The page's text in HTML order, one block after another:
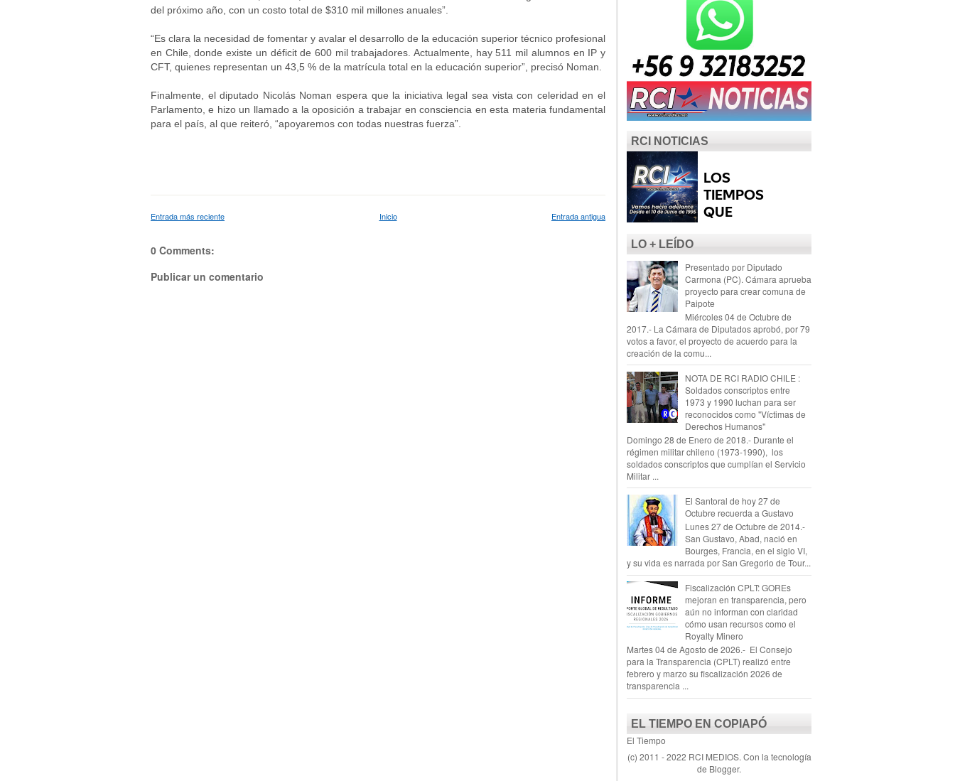
del próximo año, con un costo total de $310 mil millones anuales”.
“Es clara la necesidad de fomentar y avalar el desarrollo de la educación superior técnico profesional
en Chile, donde existe un déficit de 600 mil trabajadores. Actualmente, hay 511 mil alumnos en IP y
CFT, quienes representan un 43,5 % de la matrícula total en la educación superior”, precisó Noman.
Finalmente, el diputado Nicolás Noman espera que la iniciativa legal sea vista con celeridad en el
Parlamento, e hizo un llamado a la oposición a trabajar en consciencia en esta materia fundamental
para el país, al que reiteró, “apoyaremos con todas nuestras fuerza”.
Entrada más reciente Entrada antigua
Inicio
0 Comments:
Publicar un comentario
RCI NOTICIAS
LO + LEÍDO
Presentado por Diputado
Carmona (PC). Cámara aprueba
proyecto para crear comuna de
Paipote
Miércoles 04 de Octubre de
2017.- La Cámara de Diputados aprobó, por 79
votos a favor, el proyecto de acuerdo para la
creación de la comu...
NOTA DE RCI RADIO CHILE :
Soldados conscriptos entre
1973 y 1990 luchan para ser
reconocidos como "Víctimas de
Derechos Humanos"
Domingo 28 de Enero de 2018.- Durante el
régimen militar chileno (1973-1990), los
soldados conscriptos que cumplían el Servicio
Militar ...
El Santoral de hoy 27 de
Octubre recuerda a Gustavo
Lunes 27 de Octubre de 2014.-
San Gustavo, Abad, nació en
Bourges, Francia, en el siglo VI,
y su vida es narrada por San Gregorio de Tour...
Fiscalización CPLT: GOREs
mejoran en transparencia, pero
aún no informan con claridad
cómo usan recursos como el
Royalty Minero
Martes 04 de Agosto de 2026.- El Consejo
para la Transparencia (CPLT) realizó entre
febrero y marzo su fiscalización 2026 de
transparencia ...
EL TIEMPO EN COPIAPÓ
El Tiempo
(c) 2011 - 2022 RCI MEDIOS. Con la tecnología
de Blogger.